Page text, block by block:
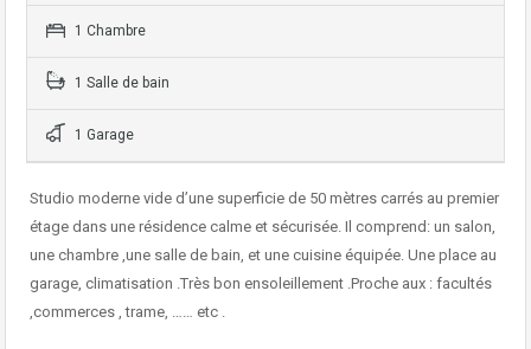
1 Chambre
1 Salle de bain
1 Garage
Studio moderne vide d’une superficie de 50 mètres carrés au premier
étage dans une résidence calme et sécurisée. Il comprend: un salon,
une chambre ,une salle de bain, et une cuisine équipée. Une place au
garage, climatisation .Très bon ensoleillement .Proche aux : facultés
,commerces , trame, …… etc .